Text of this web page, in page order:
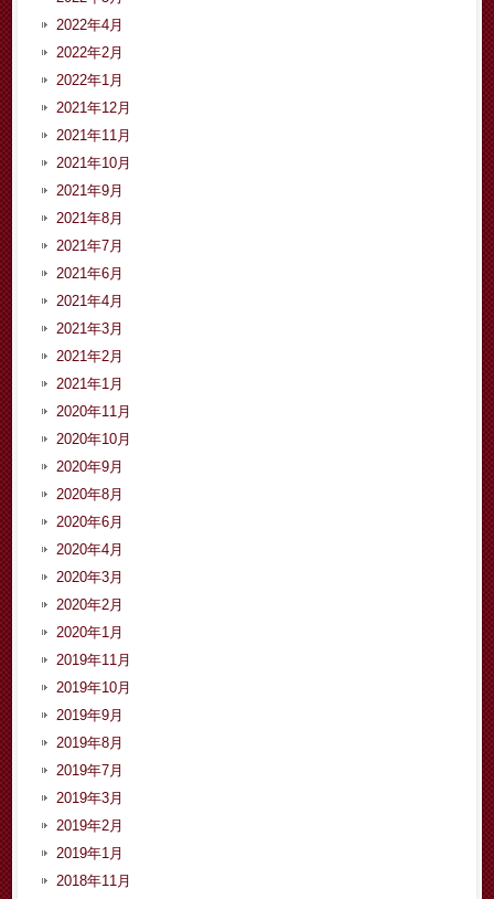
2022年4月
2022年2月
2022年1月
2021年12月
2021年11月
2021年10月
2021年9月
2021年8月
2021年7月
2021年6月
2021年4月
2021年3月
2021年2月
2021年1月
2020年11月
2020年10月
2020年9月
2020年8月
2020年6月
2020年4月
2020年3月
2020年2月
2020年1月
2019年11月
2019年10月
2019年9月
2019年8月
2019年7月
2019年3月
2019年2月
2019年1月
2018年11月